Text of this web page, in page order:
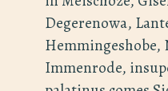
Degerenowa,
Hemmingeshobe,
Immenrode,